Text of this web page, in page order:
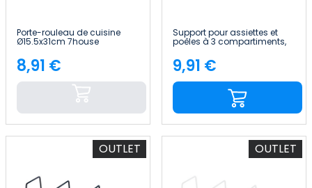
Porte-rouleau de cuisine
Ø15.5x31cm 7house
Price
8,91 €
Support pour assiettes et
poêles à 3 compartiments,
12 x 29 x 12 cm 7house
Price
9,91 €
OUTLET OUTLET